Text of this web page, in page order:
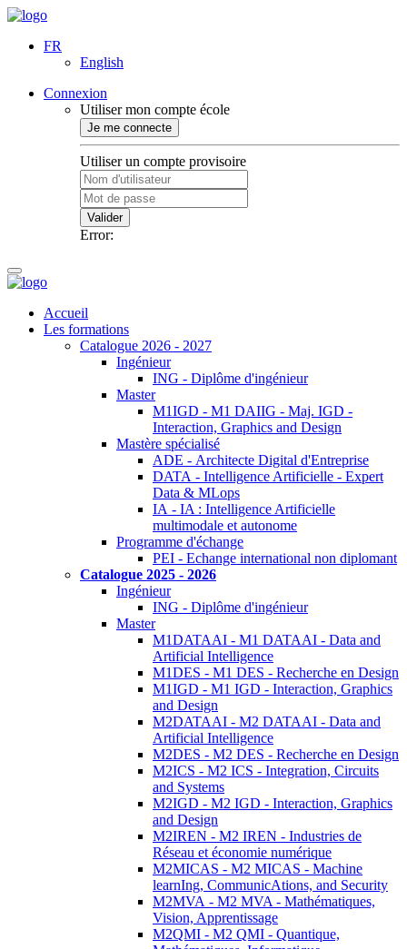
FR
English
Connexion
Utiliser mon compte école
Je me connecte
Utiliser un compte provisoire
Valider
Error:
Accueil
Les formations
Catalogue 2026 - 2027
Ingénieur
ING - Diplôme d'ingénieur
Master
M1IGD - M1 DAIIG - Maj. IGD -
Interaction, Graphics and Design
Mastère spécialisé
ADE - Architecte Digital d'Entreprise
DATA - Intelligence Artificielle - Expert
Data & MLops
IA - IA : Intelligence Artificielle
multimodale et autonome
Programme d'échange
PEI - Echange international non diplomant
Catalogue 2025 - 2026
Ingénieur
ING - Diplôme d'ingénieur
Master
M1DATAAI - M1 DATAAI - Data and
Artificial Intelligence
M1DES - M1 DES - Recherche en Design
M1IGD - M1 IGD - Interaction, Graphics
and Design
M2DATAAI - M2 DATAAI - Data and
Artificial Intelligence
M2DES - M2 DES - Recherche en Design
M2ICS - M2 ICS - Integration, Circuits
and Systems
M2IGD - M2 IGD - Interaction, Graphics
and Design
M2IREN - M2 IREN - Industries de
Réseau et économie numérique
M2MICAS - M2 MICAS - Machine
learnIng, CommunicAtions, and Security
M2MVA - M2 MVA - Mathématiques,
Vision, Apprentissage
M2QMI - M2 QMI - Quantique,